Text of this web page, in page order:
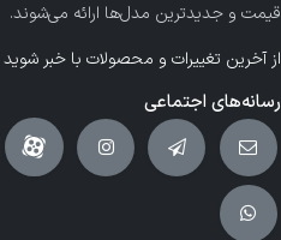
قیمت و جدیدترین مدل‌ها ارائه می‌شوند.
از آخرین تغییرات و محصولات با خبر شوید
رسانه‌های اجتماعی